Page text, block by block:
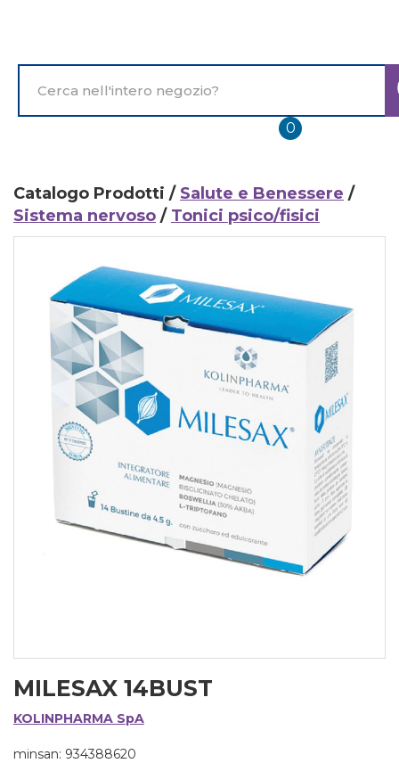
principale
Prodotto
0prodotti
inseriti
Catalogo Prodotti / Salute e Benessere /
Sistema nervoso / Tonici psico/fisici
MILESAX 14BUST
KOLINPHARMA SpA
minsan: 934388620